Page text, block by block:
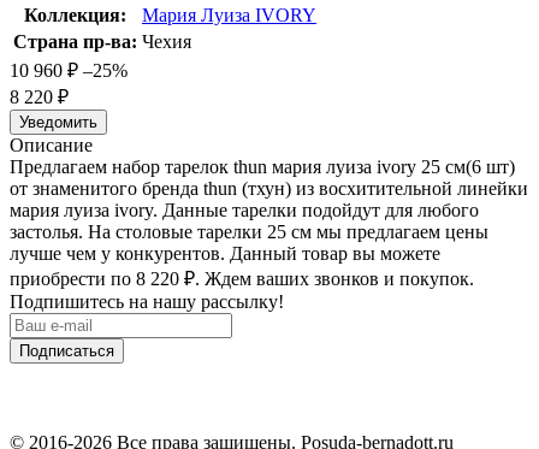
Коллекция:
Мария Луиза IVORY
Страна пр-ва: Чехия
10 960 ₽ –25%
8 220 ₽
Уведомить
Описание
Предлагаем набор тарелок thun мария луиза ivory 25 см(6 шт)
от знаменитого бренда thun (тхун) из восхитительной линейки
мария луиза ivory. Данные тарелки подойдут для любого
застолья. На столовые тарелки 25 см мы предлагаем цены
лучше чем у конкурентов. Данный товар вы можете
приобрести по 8 220 ₽. Ждем ваших звонков и покупок.
Подпишитесь на нашу рассылку!
Подписаться
© 2016-2026 Все права защищены. Posuda-bernadott.ru